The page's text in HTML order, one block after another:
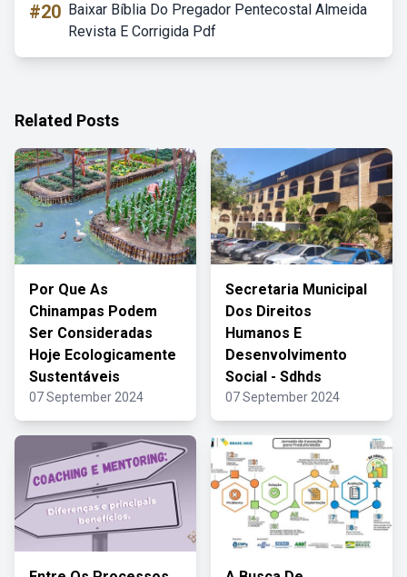
#20 Baixar Bíblia Do Pregador Pentecostal Almeida
Revista E Corrigida Pdf
Related Posts
Por Que As
Chinampas Podem
Ser Consideradas
Hoje Ecologicamente
Sustentáveis
07 September 2024
Secretaria Municipal
Dos Direitos
Humanos E
Desenvolvimento
Social - Sdhds
07 September 2024